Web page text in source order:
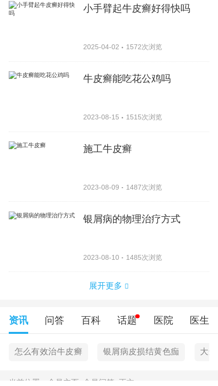
小手臂起牛皮癣好得快吗
2025-04-02 1572次浏览
牛皮癣能吃花公鸡吗
2023-08-15 1515次浏览
施工牛皮癣
2023-08-09 1487次浏览
银屑病的物理治疗方式
2023-08-10 1485次浏览
展开更多
资讯 问答 百科 话题 医院 医生
怎么有效治牛皮癣 银屑病皮损结黄色痂 大
当前位置： 金昌主页> 金昌问答> 正文